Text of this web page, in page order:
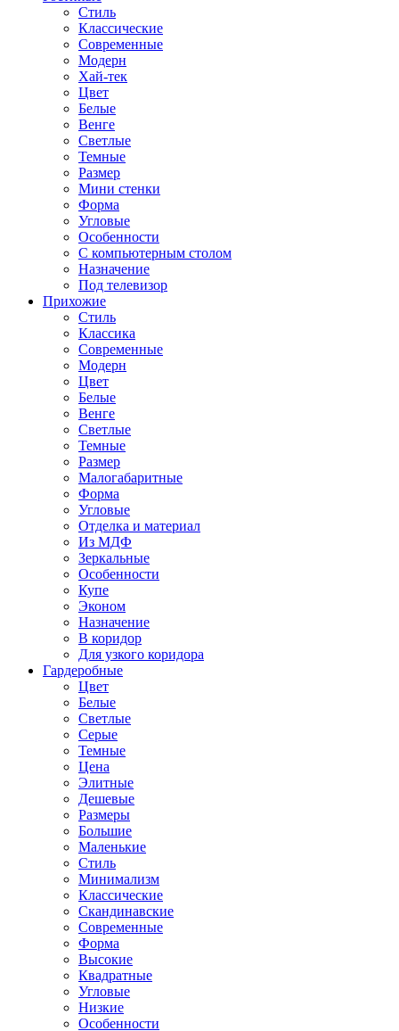
Стиль
Классические
Современные
Модерн
Хай-тек
Цвет
Белые
Венге
Светлые
Темные
Размер
Мини стенки
Форма
Угловые
Особенности
С компьютерным столом
Назначение
Под телевизор
Прихожие
Стиль
Классика
Современные
Модерн
Цвет
Белые
Венге
Светлые
Темные
Размер
Малогабаритные
Форма
Угловые
Отделка и материал
Из МДФ
Зеркальные
Особенности
Купе
Эконом
Назначение
В коридор
Для узкого коридора
Гардеробные
Цвет
Белые
Светлые
Серые
Темные
Цена
Элитные
Дешевые
Размеры
Большие
Маленькие
Стиль
Минимализм
Классические
Скандинавские
Современные
Форма
Высокие
Квадратные
Угловые
Низкие
Особенности